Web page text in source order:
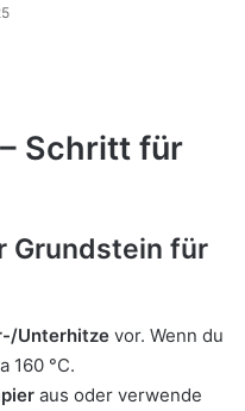
Schritt für
Grundstein für
Unterhitze vor. Wenn du
160 °C.
aus oder verwende